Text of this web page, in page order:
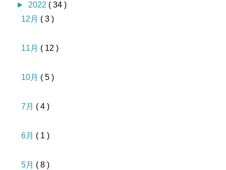
► 2022 ( 34 )
12月 ( 3 )
11月 ( 12 )
10月 ( 5 )
7月 ( 4 )
6月 ( 1 )
5月 ( 8 )